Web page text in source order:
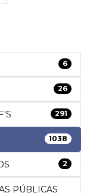
6
26
291
1038
2
PÚBLICAS